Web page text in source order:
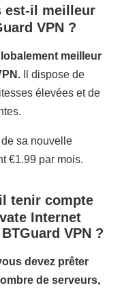
est-il meilleur
VPN ?
meilleur
Il dispose de
élevées et de
sa nouvelle
€1.99 par mois.
tenir compte
Internet
VPN ?
devez prêter
de serveurs,